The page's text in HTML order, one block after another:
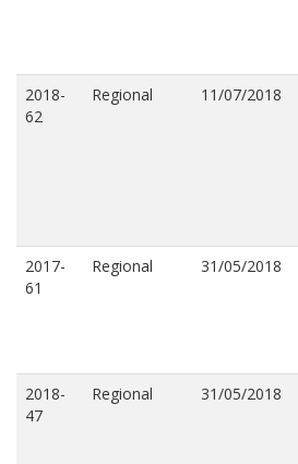
2018-
62
Regional 11/07/2018
2017-
61
Regional 31/05/2018
2018-
47
Regional 31/05/2018